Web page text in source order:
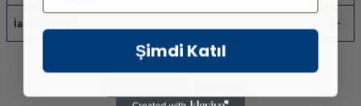
İade Koşulları
Şimdi Katıl